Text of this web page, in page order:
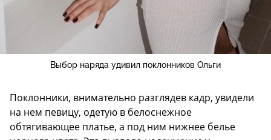
Выбор наряда удивил поклонников Ольги
Поклонники, внимательно разглядев кадр, увидели
на нем певицу, одетую в белоснежное
обтягивающее платье, а под ним нижнее белье